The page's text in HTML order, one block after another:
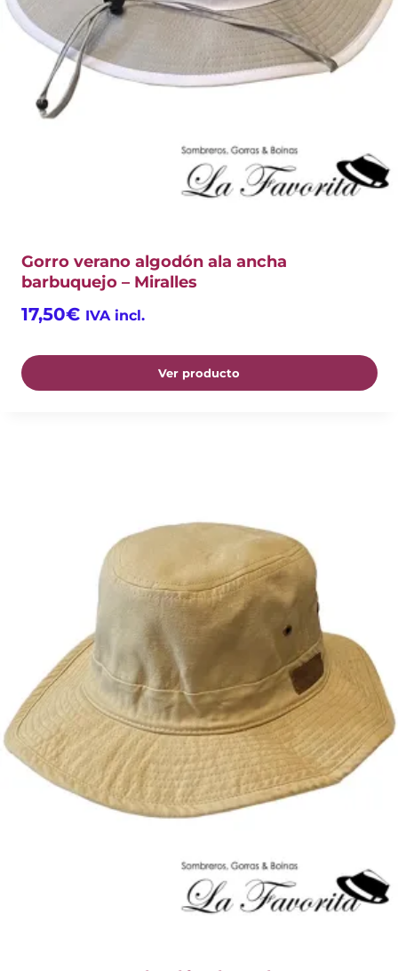
Gorro verano algodón ala ancha
barbuquejo – Miralles
17,50€ IVA incl.
Ver producto